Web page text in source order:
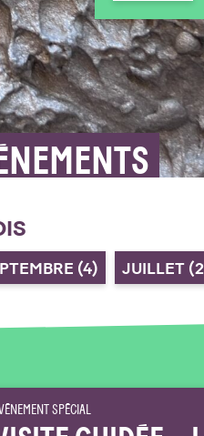
(4) JUILLET
SPÉCIAL